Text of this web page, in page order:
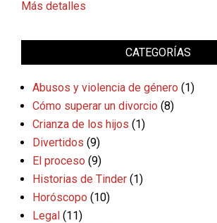
Más detalles
CATEGORÍAS
Abusos y violencia de género (1)
Cómo superar un divorcio (8)
Crianza de los hijos (1)
Divertidos (9)
El proceso (9)
Historias de Tinder (1)
Horóscopo (10)
Legal (11)